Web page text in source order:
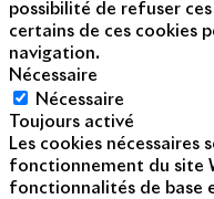
possibilité de refuser
certains de ces cookies
navigation.
Nécessaire
Nécessaire
Toujours activé
Les cookies nécessaires
fonctionnement du site
fonctionnalités de base